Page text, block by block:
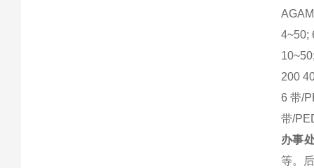
4~50;
200
6 带/
带/
办事
等。